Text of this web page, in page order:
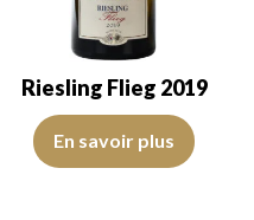
reflets vert clair, d’intensité
Riesling Flieg 2019
La robe est jaune pâle avec
En savoir plus